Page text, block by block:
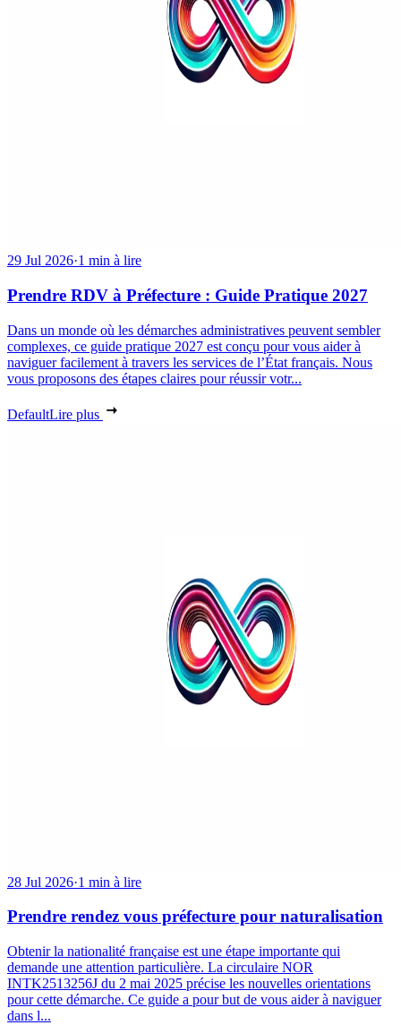
29 Jul 2026·1 min à lire
Prendre RDV à Préfecture : Guide Pratique 2027
Dans un monde où les démarches administratives peuvent sembler
complexes, ce guide pratique 2027 est conçu pour vous aider à
naviguer facilement à travers les services de l’État français. Nous
vous proposons des étapes claires pour réussir votr...
DefaultLire plus
28 Jul 2026·1 min à lire
Prendre rendez vous préfecture pour naturalisation
Obtenir la nationalité française est une étape importante qui
demande une attention particulière. La circulaire NOR
INTK2513256J du 2 mai 2025 précise les nouvelles orientations
pour cette démarche. Ce guide a pour but de vous aider à naviguer
dans l...